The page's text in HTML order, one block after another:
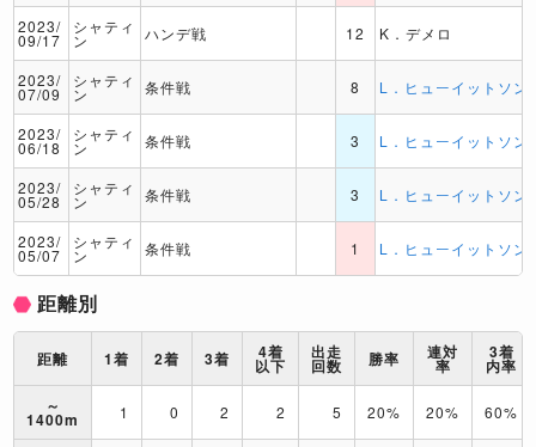
2023/
09/17
シャティ
ン ハンデ戦 12 K．デメロ
2023/
07/09
シャティ
ン 条件戦 8 L．ヒューイットソン
2023/
06/18
シャティ
ン 条件戦 3 L．ヒューイットソン
2023/
05/28
シャティ
ン 条件戦 3 L．ヒューイットソン
2023/
05/07
シャティ
ン 条件戦 1 L．ヒューイットソン
距離別
距離 1着 2着 3着 4着
以下
出走
回数 勝率 連対
率
3着
内率
～
1400m 1 0 2 2 5 20% 20% 60%